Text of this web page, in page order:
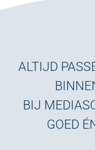
ALTIJD
BIJ
GOED